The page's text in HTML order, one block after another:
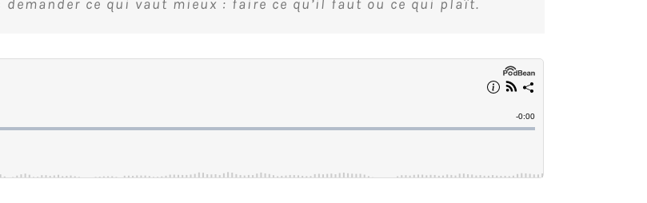
ce qui vaut mieux : faire ce qu’il faut ou ce qui plaît.